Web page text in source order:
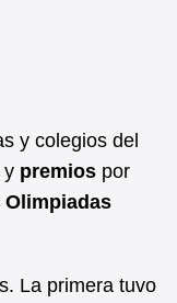
y colegios del
y premios por
Olimpiadas
La primera tuvo